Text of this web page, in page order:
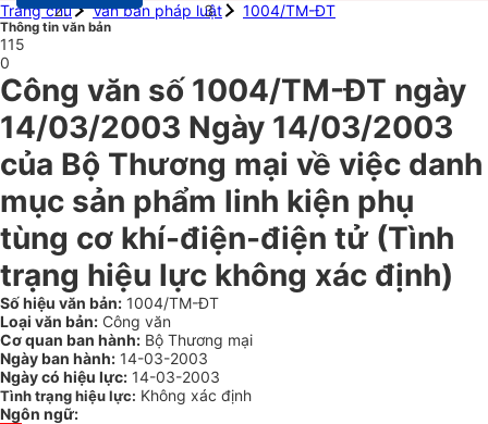
Trang chủ
Văn bản pháp luật 1004/TM-ĐT
Thông tin văn bản
115
0
Công văn số 1004/TM-ĐT ngày
14/03/2003 Ngày 14/03/2003
của Bộ Thương mại về việc danh
mục sản phẩm linh kiện phụ
tùng cơ khí-điện-điện tử (Tình
trạng hiệu lực không xác định)
Số hiệu văn bản: 1004/TM-ĐT
Loại văn bản: Công văn
Cơ quan ban hành: Bộ Thương mại
Ngày ban hành: 14-03-2003
Ngày có hiệu lực: 14-03-2003
Tình trạng hiệu lực: Không xác định
Ngôn ngữ: